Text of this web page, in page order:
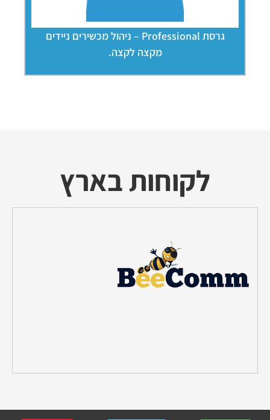
גרסת Professional – ניהול מכשירים ניידים
מקצה לקצה.
לקוחות בארץ